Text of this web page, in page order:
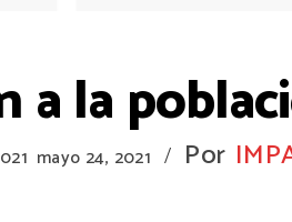
a la
mayo 24, 2021 / Por